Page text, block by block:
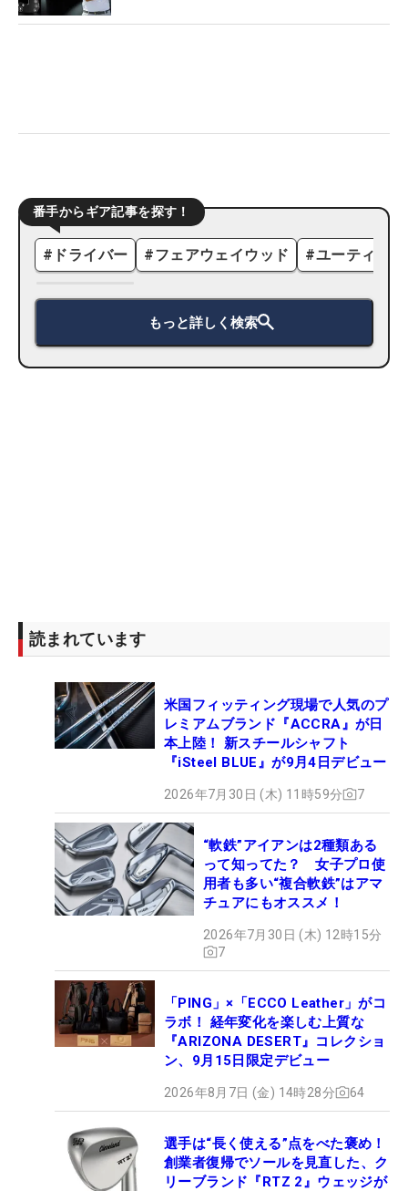
番手からギア記事を探す！
# ドライバー #フェアウェイウッド #ユーティリ
もっと詳しく検索
読まれています
米国フィッティング現場で人気のプ
レミアムブランド『ACCRA』が日
本上陸！ 新スチールシャフト
『iSteel BLUE』が9月4日デビュー
2026年7月30日 (木) 11時59分 7
“軟鉄”アイアンは2種類ある
って知ってた？ 女子プロ使
用者も多い“複合軟鉄”はアマ
チュアにもオススメ！
2026年7月30日 (木) 12時15分
7
「PING」×「ECCO Leather」がコ
ラボ！ 経年変化を楽しむ上質な
『ARIZONA DESERT』コレクショ
ン、9月15日限定デビュー
2026年8月7日 (金) 14時28分 64
選手は“長く使える”点をべた褒め！
創業者復帰でソールを見直した、ク
リーブランド『RTZ 2』ウェッジが